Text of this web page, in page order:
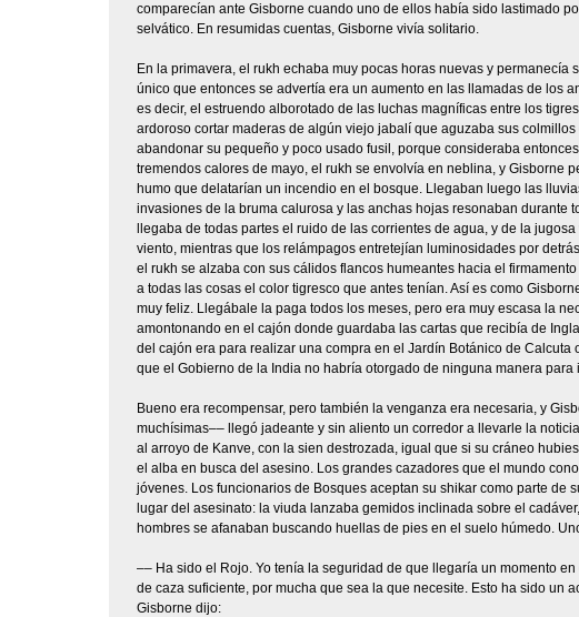
comparecían ante Gisborne cuando uno de ellos había sido lastimado
selvático. En resumidas cuentas, Gisborne vivía solitario.
En la primavera, el rukh echaba muy pocas horas nuevas y
único que entonces se advertía era un aumento en las llamadas de los
es decir, el estruendo alborotado de las luchas magníficas entre los
ardoroso cortar maderas de algún viejo jabalí que aguzaba sus
abandonar su pequeño y poco usado fusil, porque consideraba
tremendos calores de mayo, el rukh se envolvía en neblina, y Gisborne
humo que delatarían un incendio en el bosque. Llegaban luego las
invasiones de la bruma calurosa y las anchas hojas resonaban durante
llegaba de todas partes el ruido de las corrientes de agua, y de la
viento, mientras que los relámpagos entretejían luminosidades por
el rukh se alzaba con sus cálidos flancos humeantes hacia el
a todas las cosas el color tigresco que antes tenían. Así es como
muy feliz. Llegábale la paga todos los meses, pero era muy escasa la
amontonando en el cajón donde guardaba las cartas que recibía de
del cajón era para realizar una compra en el Jardín Botánico de
que el Gobierno de la India no habría otorgado de ninguna manera
Bueno era recompensar, pero también la venganza era necesaria, y
muchísimas–– llegó jadeante y sin aliento un corredor a llevarle la
al arroyo de Kanve, con la sien destrozada, igual que si su cráneo
el alba en busca del asesino. Los grandes cazadores que el mundo
jóvenes. Los funcionarios de Bosques aceptan su shikar como parte de
lugar del asesinato: la viuda lanzaba gemidos inclinada sobre el
hombres se afanaban buscando huellas de pies en el suelo húmedo.
–– Ha sido el Rojo. Yo tenía la seguridad de que llegaría un momento
de caza suficiente, por mucha que sea la que necesite. Esto ha sido un
Gisborne dijo: